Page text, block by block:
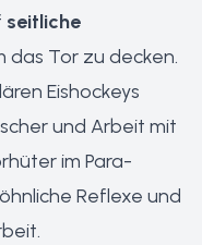
seitliche
das Tor zu decken.
Eishockeys
und Arbeit mit
im Para-
Reflexe und